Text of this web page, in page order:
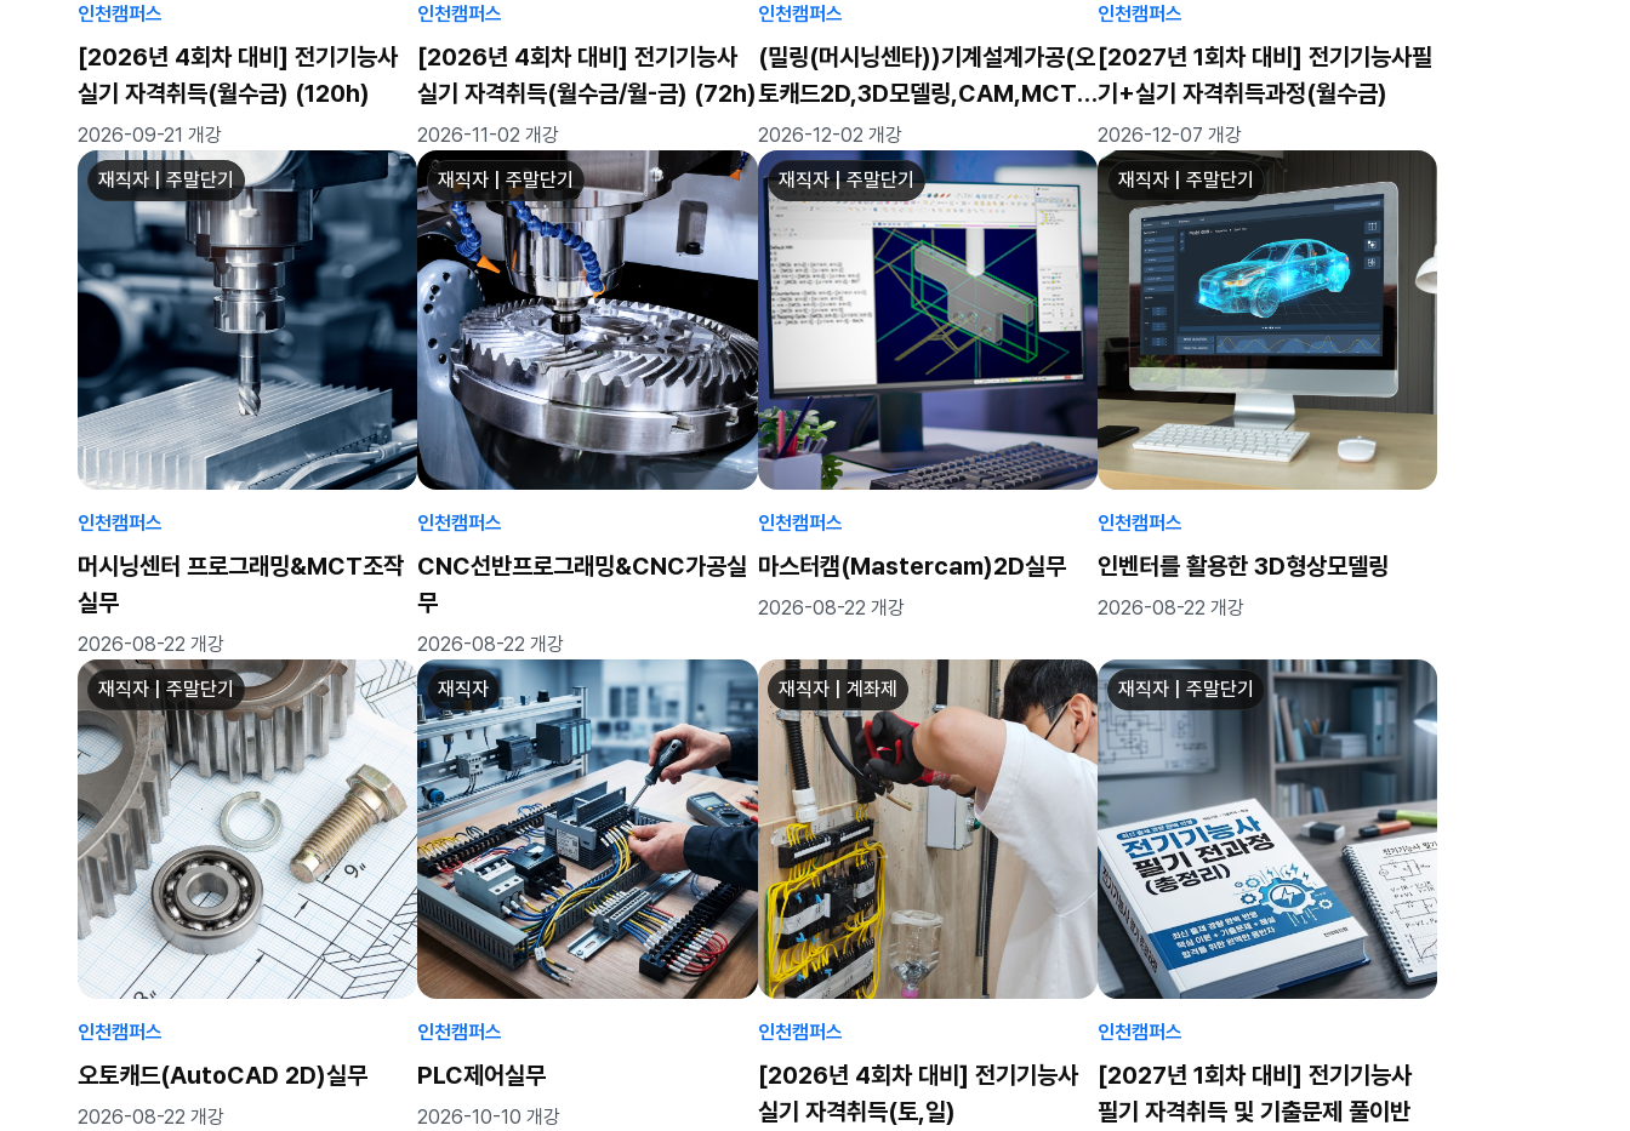
인천캠퍼스
[2026년 4회차 대비] 전기기능사
실기 자격취득(월수금) (120h)
2026-09-21 개강
인천캠퍼스
[2026년 4회차 대비] 전기기능사
실기 자격취득(월수금/월-금) (72h)
2026-11-02 개강
인천캠퍼스
(밀링(머시닝센타))기계설계가공(오
토캐드2D,3D모델링,CAM,MCT)
실무자 양성과정
2026-12-02 개강
인천캠퍼스
[2027년 1회차 대비] 전기기능사필
기+실기 자격취득과정(월수금)
2026-12-07 개강
재직자 | 주말단기
인천캠퍼스
머시닝센터 프로그래밍&MCT조작
실무
2026-08-22 개강
재직자 | 주말단기
인천캠퍼스
CNC선반프로그래밍&CNC가공실
무
2026-08-22 개강
재직자 | 주말단기
인천캠퍼스
마스터캠(Mastercam)2D실무
2026-08-22 개강
재직자 | 주말단기
인천캠퍼스
인벤터를 활용한 3D형상모델링
2026-08-22 개강
재직자 | 주말단기
인천캠퍼스
오토캐드(AutoCAD 2D)실무
2026-08-22 개강
재직자
인천캠퍼스
PLC제어실무
2026-10-10 개강
재직자 | 계좌제
인천캠퍼스
[2026년 4회차 대비] 전기기능사
실기 자격취득(토,일)
재직자 | 주말단기
인천캠퍼스
[2027년 1회차 대비] 전기기능사
필기 자격취득 및 기출문제 풀이반